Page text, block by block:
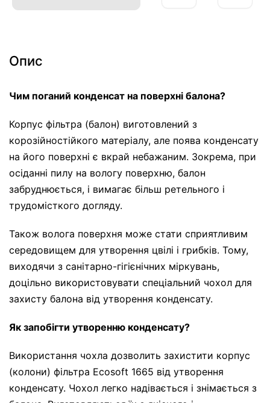
Опис
Чим поганий конденсат на поверхні балона?
Корпус фільтра (балон) виготовлений з
корозійностійкого матеріалу, але поява конденсату
на його поверхні є вкрай небажаним. Зокрема, при
осіданні пилу на вологу поверхню, балон
забруднюється, і вимагає більш ретельного і
трудомісткого догляду.
Також волога поверхня може стати сприятливим
середовищем для утворення цвілі і грибків. Тому,
виходячи з санітарно-гігієнічних міркувань,
доцільно використовувати спеціальний чохол для
захисту балона від утворення конденсату.
Як запобігти утворенню конденсату?
Використання чохла дозволить захистити корпус
(колони) фільтра Ecosoft 1665 від утворення
конденсату. Чохол легко надівається і знімається з